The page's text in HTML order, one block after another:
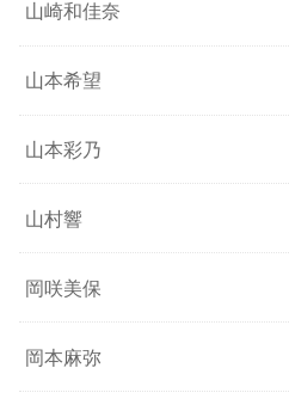
山崎和佳奈
山本希望
山本彩乃
山村響
岡咲美保
岡本麻弥